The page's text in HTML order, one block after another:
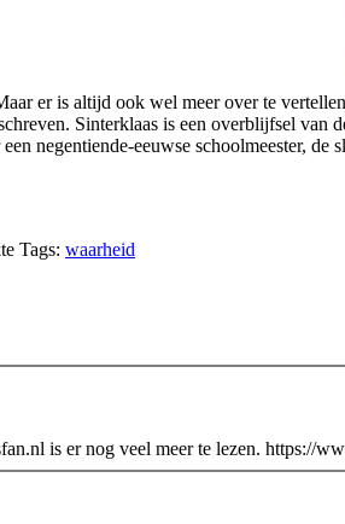
er is altijd ook wel meer over te
Sinterklaas is een overblijfsel
negentiende-eeuwse schoolmeester,
Tags: waarheid
is er nog veel meer te lezen. https://